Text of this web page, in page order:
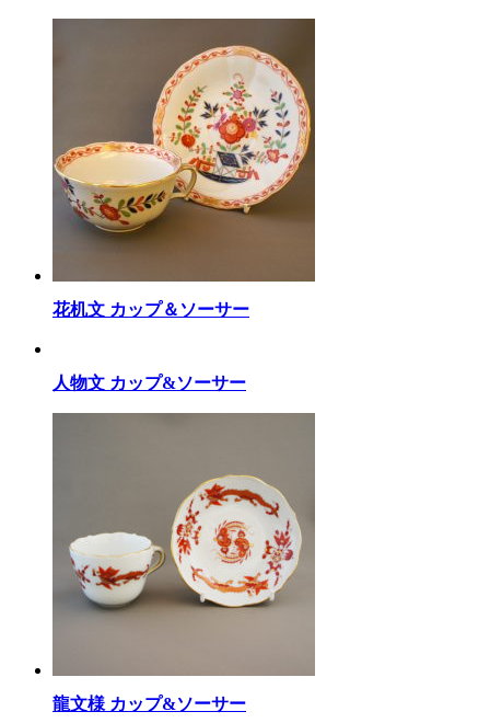
花机文 カップ＆ソーサー
人物文 カップ&ソーサー
龍文様 カップ&ソーサー